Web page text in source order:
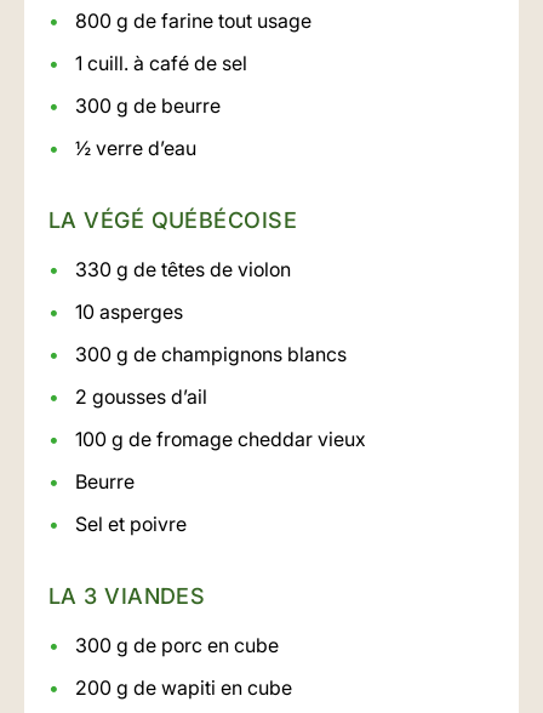
800 g de farine tout usage
1 cuill. à café de sel
300 g de beurre
½ verre d’eau
LA VÉGÉ QUÉBÉCOISE
330 g de têtes de violon
10 asperges
300 g de champignons blancs
2 gousses d’ail
100 g de fromage cheddar vieux
Beurre
Sel et poivre
LA 3 VIANDES
300 g de porc en cube
200 g de wapiti en cube